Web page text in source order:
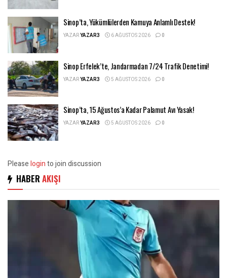
Sinop’ta, Yükümlülerden Kamuya Anlamlı Destek!
YAZARYAZAR3 6 AĞUSTOS 2026 0
Sinop Erfelek’te, Jandarmadan 7/24 Trafik Denetimi!
YAZARYAZAR3 5 AĞUSTOS 2026 0
Sinop’ta, 15 Ağustos’a Kadar Palamut Avı Yasak!
YAZARYAZAR3 5 AĞUSTOS 2026 0
Pleaseloginto join discussion
HABER AKIŞI